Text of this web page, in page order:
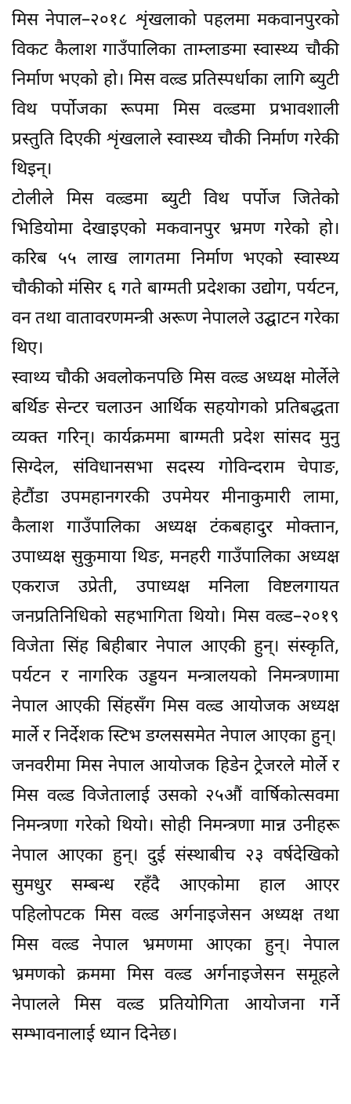
मिस नेपाल–२०१८ शृंखलाको पहलमा मकवानपुरको
विकट कैलाश गाउँपालिका ताम्लाङमा स्वास्थ्य चौकी
निर्माण भएको हो। मिस वल्र्ड प्रतिस्पर्धाका लागि ब्युटी
विथ पर्पोजका रूपमा मिस वल्र्डमा प्रभावशाली
प्रस्तुति दिएकी शृंखलाले स्वास्थ्य चौकी निर्माण गरेकी
थिइन्।
टोलीले मिस वल्र्डमा ब्युटी विथ पर्पोज जितेको
भिडियोमा देखाइएको मकवानपुर भ्रमण गरेको हो।
करिब ५५ लाख लागतमा निर्माण भएको स्वास्थ्य
चौकीको मंसिर ६ गते बाग्मती प्रदेशका उद्योग, पर्यटन,
वन तथा वातावरणमन्त्री अरूण नेपालले उद्घाटन गरेका
थिए।
स्वाथ्य चौकी अवलोकनपछि मिस वल्र्ड अध्यक्ष मोर्लेले
बर्थिङ सेन्टर चलाउन आर्थिक सहयोगको प्रतिबद्धता
व्यक्त गरिन्। कार्यक्रममा बाग्मती प्रदेश सांसद मुनु
सिग्देल, संविधानसभा सदस्य गोविन्दराम चेपाङ,
हेटौंडा उपमहानगरकी उपमेयर मीनाकुमारी लामा,
कैलाश गाउँपालिका अध्यक्ष टंकबहादुर मोक्तान,
उपाध्यक्ष सुकुमाया थिङ, मनहरी गाउँपालिका अध्यक्ष
एकराज उप्रेती, उपाध्यक्ष मनिला विष्टलगायत
जनप्रतिनिधिको सहभागिता थियो। मिस वल्र्ड–२०१९
विजेता सिंह बिहीबार नेपाल आएकी हुन्। संस्कृति,
पर्यटन र नागरिक उड्डयन मन्त्रालयको निमन्त्रणामा
नेपाल आएकी सिंहसँग मिस वल्र्ड आयोजक अध्यक्ष
मार्ले र निर्देशक स्टिभ डग्लससमेत नेपाल आएका हुन्।
जनवरीमा मिस नेपाल आयोजक हिडेन ट्रेजरले मोर्ले र
मिस वल्र्ड विजेतालाई उसको २५औं वार्षिकोत्सवमा
निमन्त्रणा गरेको थियो। सोही निमन्त्रणा मान्न उनीहरू
नेपाल आएका हुन्। दुई संस्थाबीच २३ वर्षदेखिको
सुमधुर सम्बन्ध रहँदै आएकोमा हाल आएर
पहिलोपटक मिस वल्र्ड अर्गनाइजेसन अध्यक्ष तथा
मिस वल्र्ड नेपाल भ्रमणमा आएका हुन्। नेपाल
भ्रमणको क्रममा मिस वल्र्ड अर्गनाइजेसन समूहले
नेपालले मिस वल्र्ड प्रतियोगिता आयोजना गर्ने
सम्भावनालाई ध्यान दिनेछ।